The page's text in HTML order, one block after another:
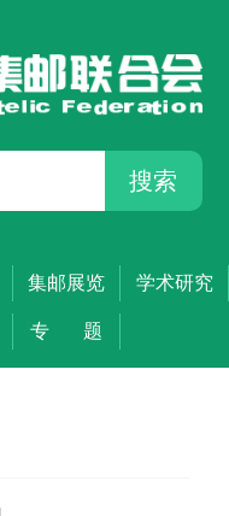
搜索
集邮展览 学术研究
专 题